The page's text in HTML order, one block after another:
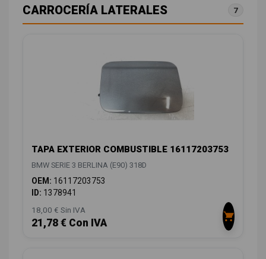
CARROCERÍA LATERALES 7
TAPA EXTERIOR COMBUSTIBLE 16117203753
BMW SERIE 3 BERLINA (E90) 318D
OEM: 16117203753
ID: 1378941
18,00 € Sin IVA
21,78 € Con IVA